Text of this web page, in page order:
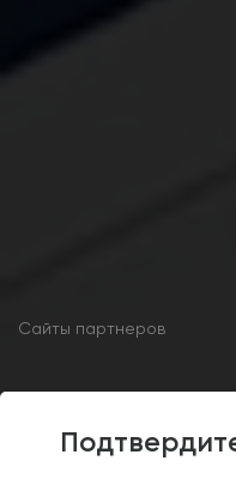
Сайты партнеров
студии Alex